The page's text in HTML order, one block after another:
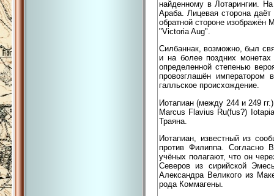
найденному в Лотарингии.
Араба. Лицевая сторона
обратной стороне
"Victoria Aug".
Силбаннак, возможно, был
и на более поздних
определенной степенью
провозглашён
галльское происхождение.
Иотапиан (между 244 и 249
Marcus Flavius Ru(fus?)
Траяна.
Иотапиан, известный из
против Филиппа. Согласно
учёных полагают, что он
Северов из сирийской
Александра Великого из
рода Коммагены.